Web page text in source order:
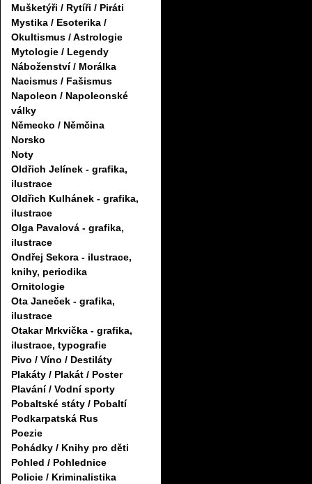
Mušketýři / Rytíři / Piráti
Mystika / Esoterika /
Okultismus / Astrologie
Mytologie / Legendy
Náboženství / Morálka
Nacismus / Fašismus
Napoleon / Napoleonské
války
Německo / Němčina
Norsko
Noty
Oldřich Jelínek - grafika,
ilustrace
Oldřich Kulhánek - grafika,
ilustrace
Olga Pavalová - grafika,
ilustrace
Ondřej Sekora - ilustrace,
knihy, periodika
Ornitologie
Ota Janeček - grafika,
ilustrace
Otakar Mrkvička - grafika,
ilustrace, typografie
Pivo / Víno / Destiláty
Plakáty / Plakát / Poster
Plavání / Vodní sporty
Pobaltské státy / Pobaltí
Podkarpatská Rus
Poezie
Pohádky / Knihy pro děti
Pohled / Pohlednice
Policie / Kriminalistika